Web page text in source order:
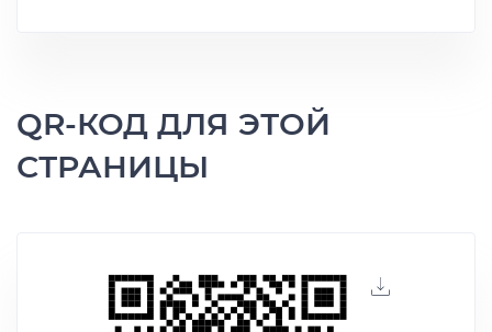
QR-КОД ДЛЯ ЭТОЙ
СТРАНИЦЫ